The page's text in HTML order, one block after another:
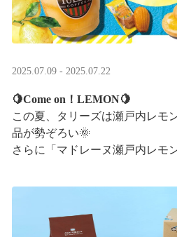
2025.07.09 - 2025.07.22
🍋Come on！LEMON🍋
この夏、タリーズは瀬戸内レモ
品が勢ぞろい🌞
さらに「マドレーヌ瀬戸内レモ